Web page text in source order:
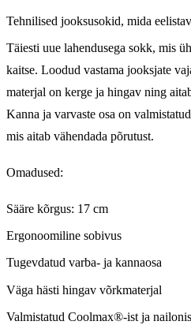
Tehnilised jooksusokid, mida
Täiesti uue lahendusega sokk, mis
kaitse. Loodud vastama jooksjate
materjal on kerge ja hingav ning
Kanna ja varvaste osa on
mis aitab vähendada põrutust.
Omadused:
Sääre kõrgus: 17 cm
Ergonoomiline sobivus
Tugevdatud varba- ja kannaosa
Väga hästi hingav võrkmaterjal
Valmistatud Coolmax®-ist ja